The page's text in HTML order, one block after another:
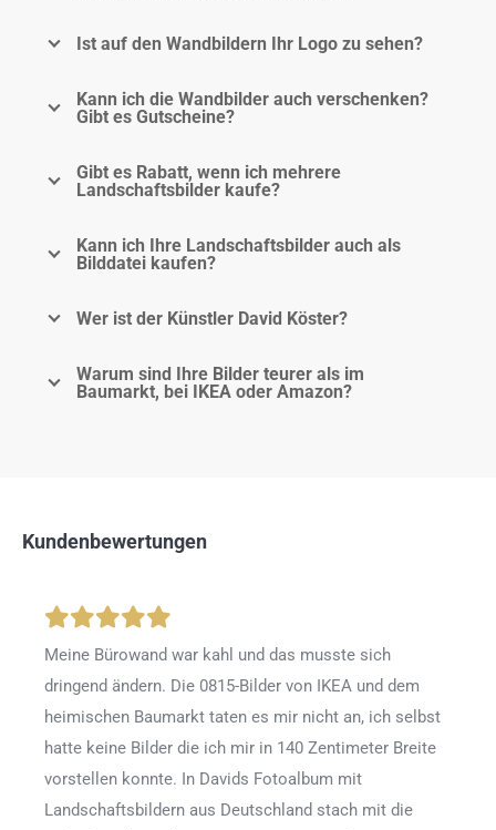
Ist auf den Wandbildern Ihr Logo zu sehen?
Kann ich die Wandbilder auch verschenken?
Gibt es Gutscheine?
Gibt es Rabatt, wenn ich mehrere
Landschaftsbilder kaufe?
Kann ich Ihre Landschaftsbilder auch als
Bilddatei kaufen?
Wer ist der Künstler David Köster?
Warum sind Ihre Bilder teurer als im
Baumarkt, bei IKEA oder Amazon?
Kundenbewertungen
Meine Bürowand war kahl und das musste sich
dringend ändern. Die 0815-Bilder von IKEA und dem
heimischen Baumarkt taten es mir nicht an, ich selbst
hatte keine Bilder die ich mir in 140 Zentimeter Breite
vorstellen konnte. In Davids Fotoalbum mit
Landschaftsbildern aus Deutschland stach mit die